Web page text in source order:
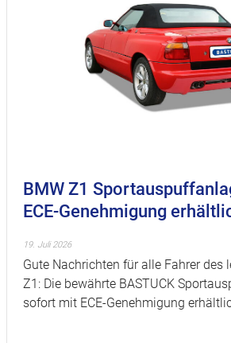
BMW Z1
ECE-Genehmigung
19. Juli 2026
Gute Nachrichten für alle Fahrer des
Z1: Die bewährte BASTUCK
sofort mit ECE-Genehmigung